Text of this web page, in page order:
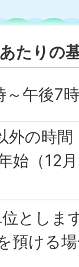
たりの
～午後7時
外の時間
始（12
としま
預ける